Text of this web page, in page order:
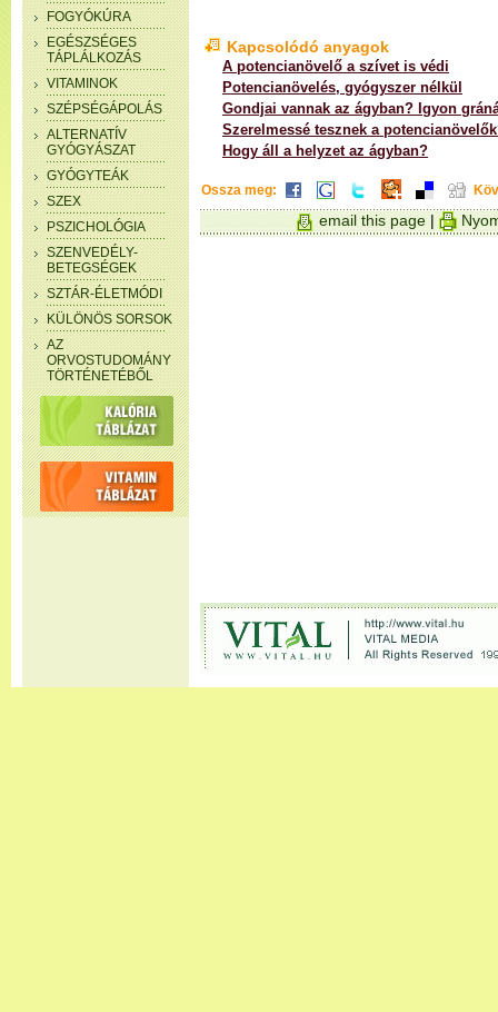
FOGYÓKÚRA
EGÉSZSÉGES
TÁPLÁLKOZÁS
VITAMINOK
SZÉPSÉGÁPOLÁS
ALTERNATÍV
GYÓGYÁSZAT
GYÓGYTEÁK
SZEX
PSZICHOLÓGIA
SZENVEDÉLY-
BETEGSÉGEK
SZTÁR-ÉLETMÓDI
KÜLÖNÖS SORSOK
AZ
ORVOSTUDOMÁNY
TÖRTÉNETÉBŐL
Kapcsolódó anyagok
A potencianövelő a szívet is védi
Potencianövelés, gyógyszer nélkül
Gondjai vannak az ágyban? Igyon
Szerelmessé tesznek a
Hogy áll a helyzet az ágyban?
Ossza meg:
email this page |